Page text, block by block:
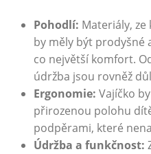
Pohodlí: Materiály,
by měly být prodyšné
co největší komfort.
údržba jsou rovněž
Ergonomie: Vajíčko
přirozenou polohu
podpěrami, které
Údržba a funkčnost: